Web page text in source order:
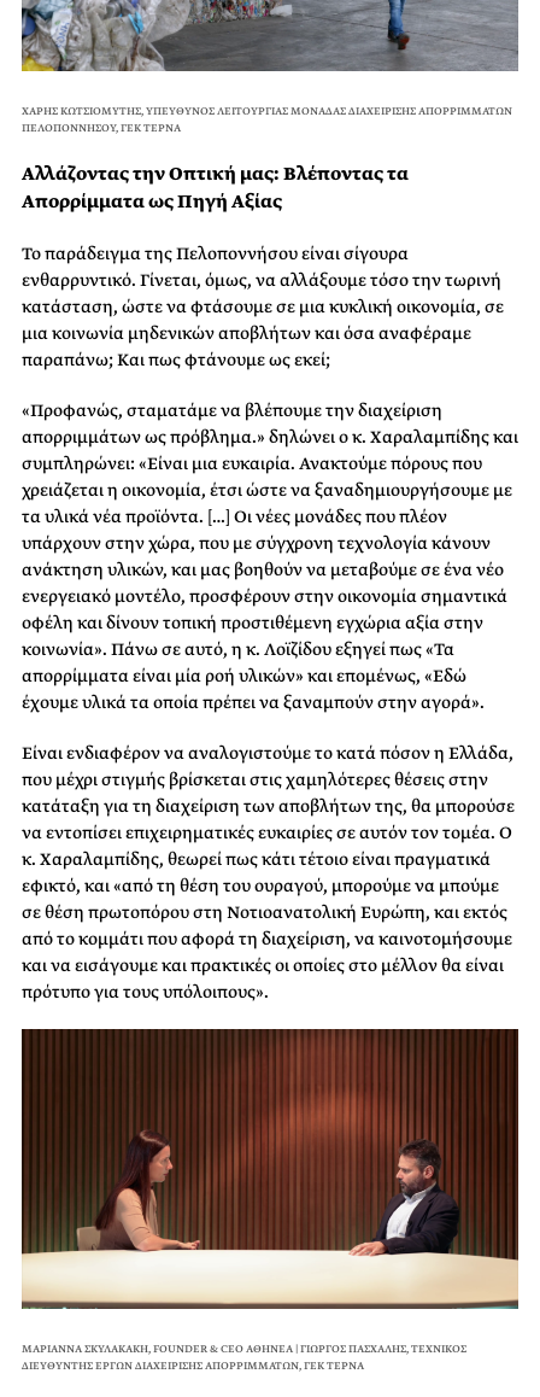
ΧΑΡΗΣ ΚΩΤΣΙΟΜΥΤΗΣ, ΥΠΕΥΘΥΝΟΣ ΛΕΙΤΟΥΡΓΙΑΣ ΜΟΝΑΔΑΣ ΔΙΑΧΕΙΡΙΣΗΣ ΑΠΟΡΡΙΜΜΑΤΩΝ
ΠΕΛΟΠΟΝΝΗΣΟΥ, ΓΕΚ ΤΕΡΝΑ
Αλλάζοντας την Οπτική μας: Βλέποντας τα
Απορρίμματα ως Πηγή Αξίας
Το παράδειγμα της Πελοποννήσου είναι σίγουρα
ενθαρρυντικό. Γίνεται, όμως, να αλλάξουμε τόσο την τωρινή
κατάσταση, ώστε να φτάσουμε σε μια κυκλική οικονομία, σε
μια κοινωνία μηδενικών αποβλήτων και όσα αναφέραμε
παραπάνω; Και πως φτάνουμε ως εκεί;
«Προφανώς, σταματάμε να βλέπουμε την διαχείριση
απορριμμάτων ως πρόβλημα.» δηλώνει ο κ. Χαραλαμπίδης και
συμπληρώνει: «Είναι μια ευκαιρία. Ανακτούμε πόρους που
χρειάζεται η οικονομία, έτσι ώστε να ξαναδημιουργήσουμε με
τα υλικά νέα προϊόντα. […] Οι νέες μονάδες που πλέον
υπάρχουν στην χώρα, που με σύγχρονη τεχνολογία κάνουν
ανάκτηση υλικών, και μας βοηθούν να μεταβούμε σε ένα νέο
ενεργειακό μοντέλο, προσφέρουν στην οικονομία σημαντικά
οφέλη και δίνουν τοπική προστιθέμενη εγχώρια αξία στην
κοινωνία». Πάνω σε αυτό, η κ. Λοϊζίδου εξηγεί πως «Τα
απορρίμματα είναι μία ροή υλικών» και επομένως, «Εδώ
έχουμε υλικά τα οποία πρέπει να ξαναμπούν στην αγορά».
Είναι ενδιαφέρον να αναλογιστούμε το κατά πόσον η Ελλάδα,
που μέχρι στιγμής βρίσκεται στις χαμηλότερες θέσεις στην
κατάταξη για τη διαχείριση των αποβλήτων της, θα μπορούσε
να εντοπίσει επιχειρηματικές ευκαιρίες σε αυτόν τον τομέα. Ο
κ. Χαραλαμπίδης, θεωρεί πως κάτι τέτοιο είναι πραγματικά
εφικτό, και «από τη θέση του ουραγού, μπορούμε να μπούμε
σε θέση πρωτοπόρου στη Νοτιοανατολική Ευρώπη, και εκτός
από το κομμάτι που αφορά τη διαχείριση, να καινοτομήσουμε
και να εισάγουμε και πρακτικές οι οποίες στο μέλλον θα είναι
πρότυπο για τους υπόλοιπους».
ΜΑΡΙΑΝΝΑ ΣΚΥΛΑΚΑΚΗ, FOUNDER & CEO ΑΘΗΝΕΑ | ΓΙΩΡΓΟΣ ΠΑΣΧΑΛΗΣ, ΤΕΧΝΙΚΟΣ
ΔΙΕΥΘΥΝΤΗΣ ΕΡΓΩΝ ΔΙΑΧΕΙΡΙΣΗΣ ΑΠΟΡΡΙΜΜΑΤΩΝ, ΓΕΚ ΤΕΡΝΑ